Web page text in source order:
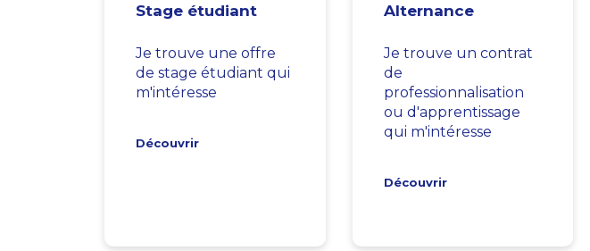
Stage étudiant
Je trouve une offre
de stage étudiant qui
m'intéresse
Découvrir
Alternance
Je trouve un contrat
de
professionnalisation
ou d'apprentissage
qui m'intéresse
Découvrir